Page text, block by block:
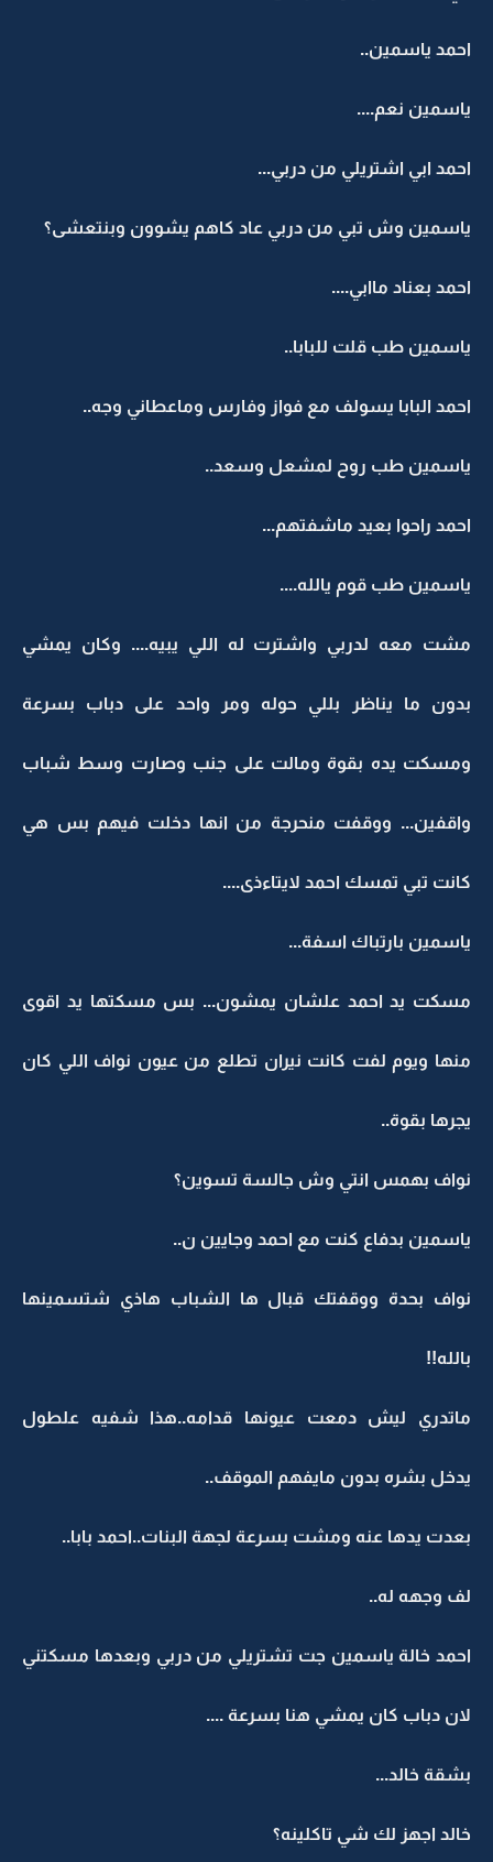
احمد ياسمين..
ياسمين نعم....
احمد ابي اشتريلي من دربي...
ياسمين وش تبي من دربي عاد كاهم يشوون وبنتعشى؟
احمد بعناد ماابي....
ياسمين طب قلت للبابا..
احمد البابا يسولف مع فواز وفارس وماعطاني وجه..
ياسمين طب روح لمشعل وسعد..
احمد راحوا بعيد ماشفتهم...
ياسمين طب قوم يالله....
مشت معه لدربي واشترت له اللي يبيه.... وكان يمشي
بدون ما يناظر بللي حوله ومر واحد على دباب بسرعة
ومسكت يده بقوة ومالت على جنب وصارت وسط شباب
واقفين... ووقفت منحرجة من انها دخلت فيهم بس هي
كانت تبي تمسك احمد لايتاءذى....
ياسمين بارتباك اسفة...
مسكت يد احمد علشان يمشون... بس مسكتها يد اقوى
منها ويوم لفت كانت نيران تطلع من عيون نواف اللي كان
يجرها بقوة..
نواف بهمس انتي وش جالسة تسوين؟
ياسمين بدفاع كنت مع احمد وجايين ن..
نواف بحدة ووقفتك قبال ها الشباب هاذي شتسمينها
بالله!!
ماتدري ليش دمعت عيونها قدامه..هذا شفيه علطول
يدخل بشره بدون مايفهم الموقف..
بعدت يدها عنه ومشت بسرعة لجهة البنات..احمد بابا..
لف وجهه له..
احمد خالة ياسمين جت تشتريلي من دربي وبعدها مسكتني
لان دباب كان يمشي هنا بسرعة ....
بشقة خالد...
خالد اجهز لك شي تاكلينه؟